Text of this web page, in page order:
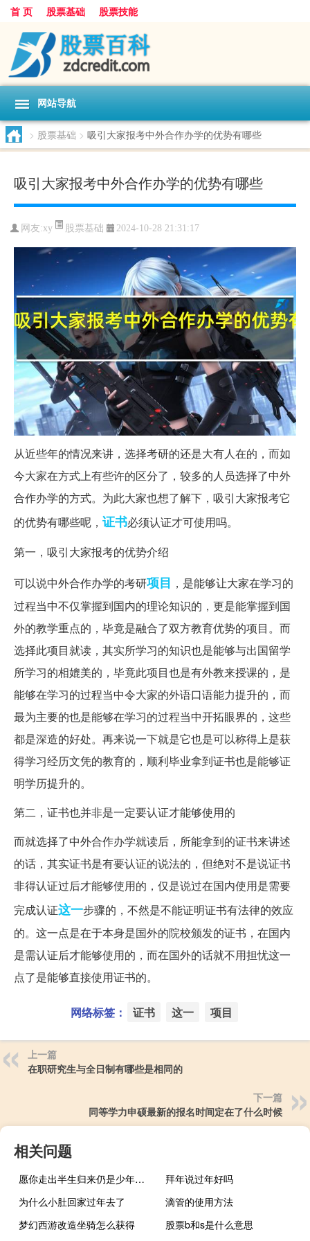
首 页 股票基础 股票技能
网站导航
> 股票基础 > 吸引大家报考中外合作办学的优势有哪些
吸引大家报考中外合作办学的优势有哪些
网友:xy 股票基础 2024-10-28 21:31:17
从近些年的情况来讲，选择考研的还是大有人在的，而如
今大家在方式上有些许的区分了，较多的人员选择了中外
合作办学的方式。为此大家也想了解下，吸引大家报考它
的优势有哪些呢， 证书必须认证才可使用吗。
第一，吸引大家报考的优势介绍
可以说中外合作办学的考研项目 ，是能够让大家在学习的
过程当中不仅掌握到国内的理论知识的，更是能掌握到国
外的教学重点的，毕竟是融合了双方教育优势的项目。而
选择此项目就读，其实所学习的知识也是能够与出国留学
所学习的相媲美的，毕竟此项目也是有外教来授课的，是
能够在学习的过程当中令大家的外语口语能力提升的，而
最为主要的也是能够在学习的过程当中开拓眼界的，这些
都是深造的好处。再来说一下就是它也是可以称得上是获
得学习经历文凭的教育的，顺利毕业拿到证书也是能够证
明学历提升的。
第二，证书也并非是一定要认证才能够使用的
而就选择了中外合作办学就读后，所能拿到的证书来讲述
的话，其实证书是有要认证的说法的，但绝对不是说证书
非得认证过后才能够使用的，仅是说过在国内使用是需要
完成认证这一步骤的，不然是不能证明证书有法律的效应
的。这一点是在于本身是国外的院校颁发的证书，在国内
是需认证后才能够使用的，而在国外的话就不用担忧这一
点了是能够直接使用证书的。
网络标签： 证书 这一 项目
上一篇
在职研究生与全日制有哪些是相同的
下一篇
同等学力申硕最新的报名时间定在了什么时候
相关问题
愿你走出半生归来仍是少年歌词（愿你走出半生 归来仍是少年 这句话什么意思）
拜年说过年好吗
为什么小肚回家过年去了
滴管的使用方法
梦幻西游改造坐骑怎么获得
股票b和s是什么意思